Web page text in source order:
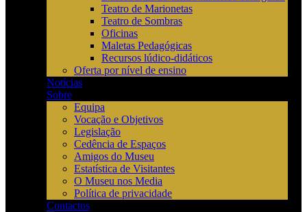
Teatro de Marionetas
Teatro de Sombras
Oficinas
Maletas Pedagógicas
Recursos lúdico-didáticos
Oferta por nível de ensino
Notícias
Sobre
Equipa
Vocação e Objetivos
Legislação
Cedência de Espaços
Amigos do Museu
Estatística de Visitantes
O Museu nos Media
Política de privacidade
Contactos